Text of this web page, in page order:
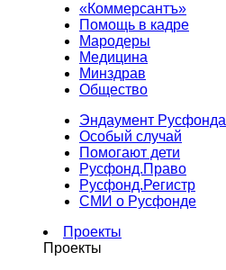
«Коммерсантъ»
Помощь в кадре
Мародеры
Медицина
Минздрав
Общество
Эндаумент Русфонда
Особый случай
Помогают дети
Русфонд.Право
Русфонд.Регистр
СМИ о Русфонде
Проекты
Проекты